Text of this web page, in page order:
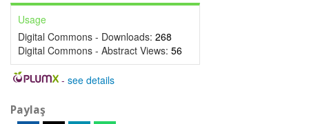
Usage
Digital Commons - Downloads: 268
Digital Commons - Abstract Views: 56
- see details
Paylaş